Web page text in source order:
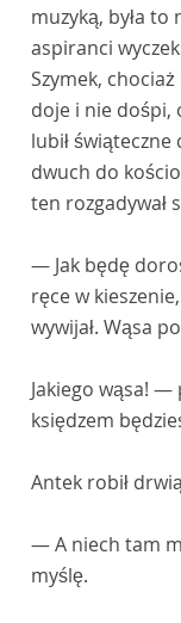
muzyką, była to
aspiranci
Szymek,
doje i nie dośpi,
lubił świąteczne
dwuch do
ten rozgadywał
— Jak będę
ręce w
wywijał. Wąsa
Jakiego wąsa! —
księdzem
Antek robił
— A niech tam
myślę.